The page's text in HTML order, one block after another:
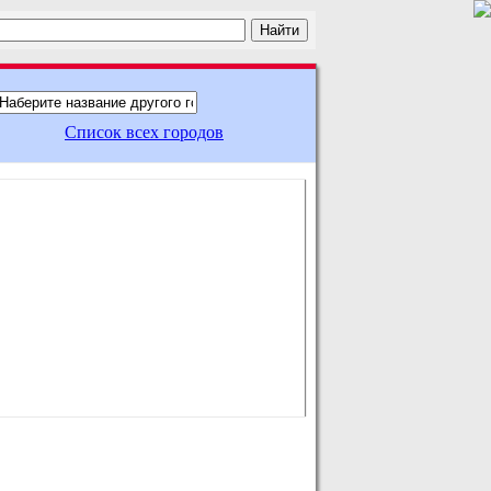
Список всех городов